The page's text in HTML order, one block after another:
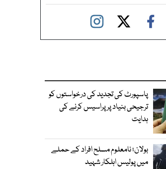
پاسپورٹ کی تجدید کی درخواستوں کو
ترجیحی بنیاد پر پراسیس کرنے کی
ہدایت
بولان؛ نامعلوم مسلح افراد کے حملے
میں پولیس اہلکار شہید